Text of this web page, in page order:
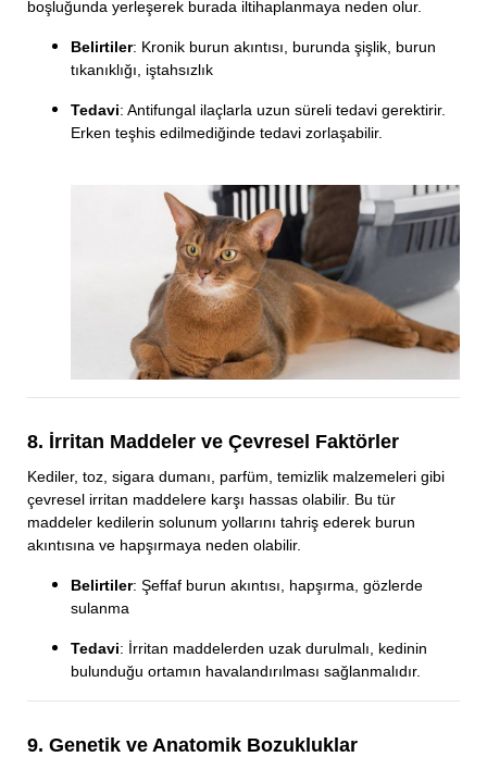
boşluğunda yerleşerek burada iltihaplanmaya neden olur.
Belirtiler: Kronik burun akıntısı, burunda şişlik, burun
tıkanıklığı, iştahsızlık
Tedavi: Antifungal ilaçlarla uzun süreli tedavi gerektirir.
Erken teşhis edilmediğinde tedavi zorlaşabilir.
8. İrritan Maddeler ve Çevresel Faktörler
Kediler, toz, sigara dumanı, parfüm, temizlik malzemeleri gibi
çevresel irritan maddelere karşı hassas olabilir. Bu tür
maddeler kedilerin solunum yollarını tahriş ederek burun
akıntısına ve hapşırmaya neden olabilir.
Belirtiler: Şeffaf burun akıntısı, hapşırma, gözlerde
sulanma
Tedavi: İrritan maddelerden uzak durulmalı, kedinin
bulunduğu ortamın havalandırılması sağlanmalıdır.
9. Genetik ve Anatomik Bozukluklar